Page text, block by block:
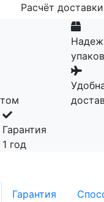
Расчёт доставки
Гарантия
1 год
Гарантия